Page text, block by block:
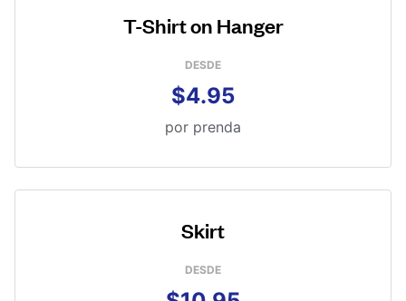
T-Shirt on Hanger
DESDE
$4.95
por prenda
Skirt
DESDE